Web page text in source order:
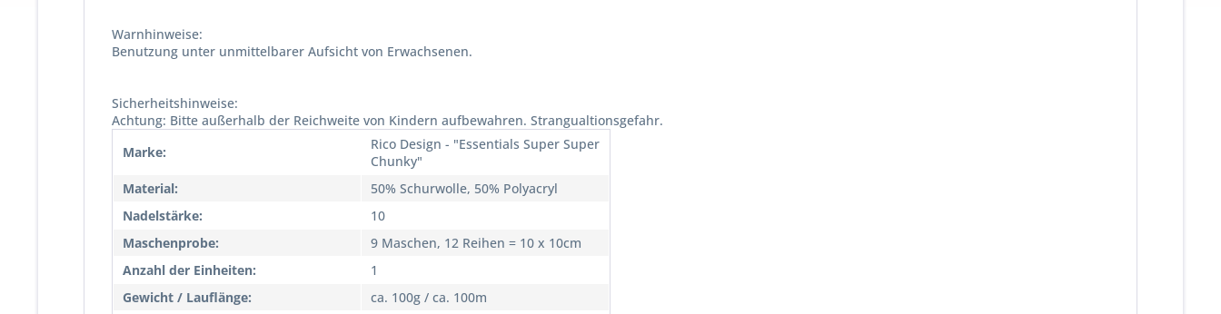
Warnhinweise:
Benutzung unter unmittelbarer Aufsicht von Erwachsenen.
Sicherheitshinweise:
Achtung: Bitte außerhalb der Reichweite von Kindern aufbewahren. Strangualtionsgefahr.
Marke:
Rico Design - "Essentials Super Super
Chunky"
Material:
50% Schurwolle, 50% Polyacryl
Nadelstärke:
10
Maschenprobe:
9 Maschen, 12 Reihen = 10 x 10cm
Anzahl der Einheiten:
1
Gewicht / Lauflänge:
ca. 100g / ca. 100m